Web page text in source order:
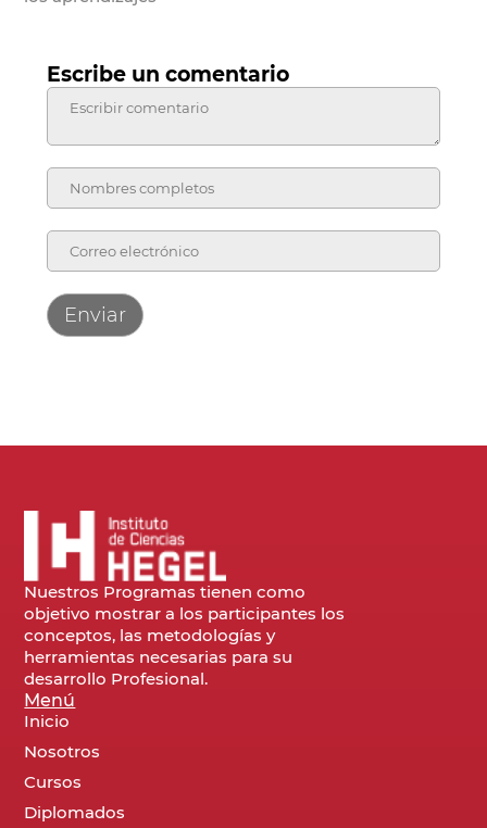
Escribe un comentario
Nuestros Programas tienen como
objetivo mostrar a los participantes los
conceptos, las metodologías y
herramientas necesarias para su
desarrollo Profesional.
Menú
Inicio
Nosotros
Cursos
Diplomados